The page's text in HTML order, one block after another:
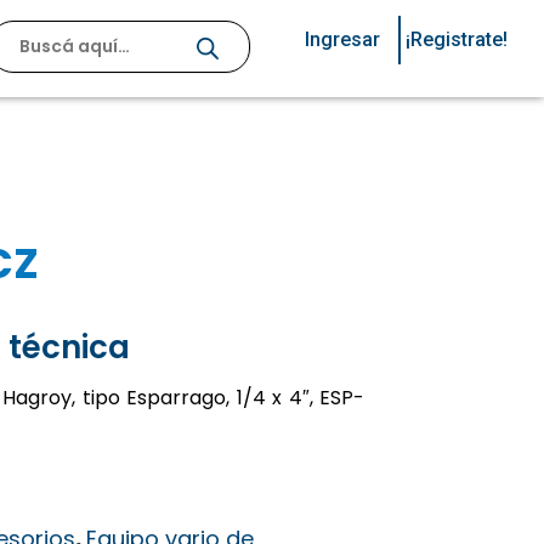
Ingresar ¡Registrate!
técnica
tipo Esparrago, 1/4 x 4″, ESP-